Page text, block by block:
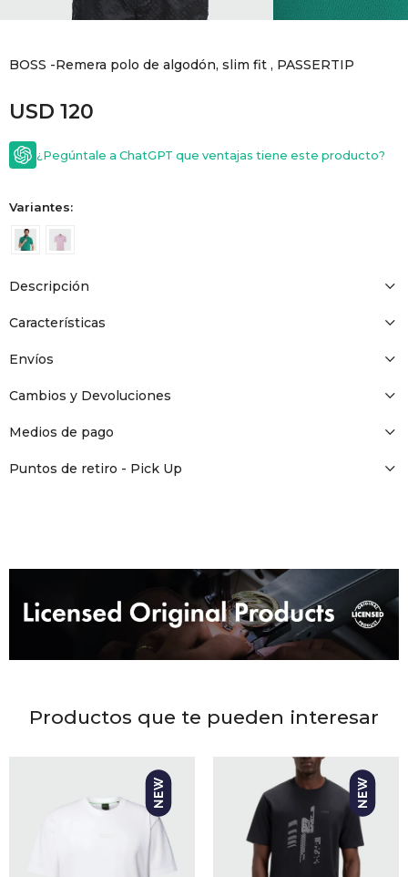
BOSS -Remera polo de algodón, slim fit , PASSERTIP
USD 120
¿Pegúntale a ChatGPT que ventajas tiene este producto?
Variantes:
Descripción
Características
Envíos
Cambios y Devoluciones
Medios de pago
Puntos de retiro - Pick Up
Productos que te pueden interesar
RAG &
Trajes
Shorts